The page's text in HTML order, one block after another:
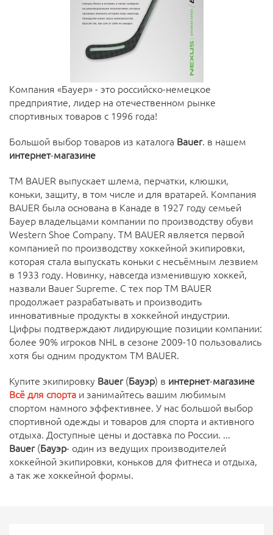
Компания «Бауер» - это российско-немецкое
предприятие, лидер на отечественном рынке
спортивных товаров с 1996 года!
Большой выбор товаров из каталога Bauer. в нашем
интернет-магазине
TM BAUER выпускает шлема, перчатки, клюшки,
коньки, защиту, в том числе и для вратарей. Компания
BAUER была основана в Канаде в 1927 году семьей
Бауер владельцами компании по производству обуви
Western Shoe Company. TM BAUER является первой
компанией по производству хоккейной экипировки,
которая стала выпускать коньки с несъёмным лезвием
в 1933 году. Новинку, навсегда изменившую хоккей,
назвали Bauer Supreme. С тех пор TM BAUER
продолжает разрабатывать и производить
инновативные продукты в хоккейной индустрии.
Цифры подтверждают лидирующие позиции компании:
более 90% игроков NHL в сезоне 2009-10 пользовались
хотя бы одним продуктом TM BAUER.
Купите экипировку Bauer(Бауэр) в интернет-магазине
Всё для спорта и занимайтесь вашим любимым
спортом намного эффективнее. У нас большой выбор
спортивной одежды и товаров для спорта и активного
отдыха. Доступные цены и доставка по России. ...
Bauer(Бауэр- один из ведущих производителей
хоккейной экипировки, коньков для фитнеса и отдыха,
а так же хоккейной формы.